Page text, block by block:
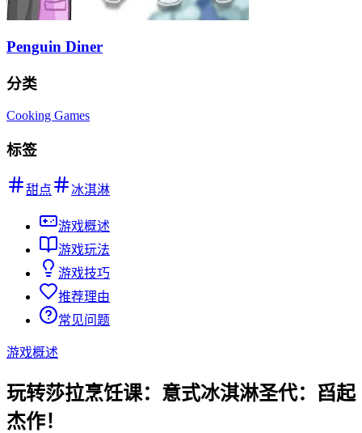
Penguin Diner
分类
Cooking Games
标签
甜点 冰淇淋
游戏概述
游戏玩法
游戏技巧
推荐理由
常见问题
游戏概述
玩转莎拉烹饪课：意式冰淇淋圣代：舀起
杰作！